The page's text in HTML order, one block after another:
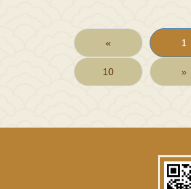
« 1
10 »